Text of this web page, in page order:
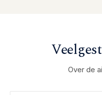
Over de